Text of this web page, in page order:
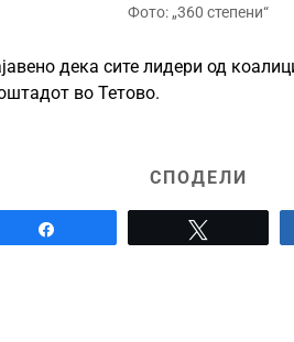
Фото: „360 степени“
дека сите лидери од
во Тетово.
СПОДЕЛИ